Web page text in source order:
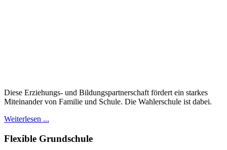
Diese Erziehungs- und Bildungspartnerschaft fördert ein starkes
Miteinander von Familie und Schule. Die Wahlerschule ist dabei.
Weiterlesen ...
Flexible Grundschule